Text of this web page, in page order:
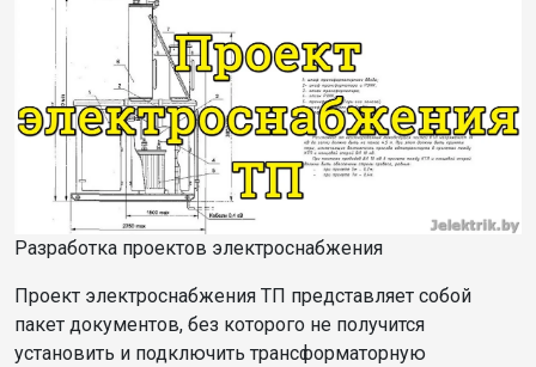
Разработка проектов электроснабжения
Проект электроснабжения ТП представляет собой
пакет документов, без которого не получится
установить и подключить трансформаторную